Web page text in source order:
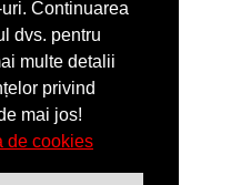
Continuarea
dvs. pentru
multe detalii
privind
mai jos!
de cookies